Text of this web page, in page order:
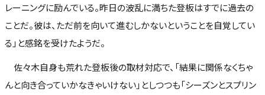
レーニングに励んでいる。昨日の波乱に満ちた登板はすでに過去の
ことだ。彼は、ただ前を向いて進むしかないということを自覚してい
る」と感銘を受けたようだ。
佐々木自身も荒れた登板後の取材対応で、「結果に関係なくちゃ
んと向き合っていかなきゃいけない」としつつも「シーズンとスプリン